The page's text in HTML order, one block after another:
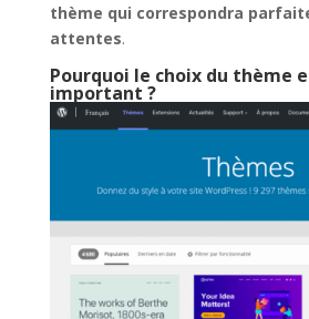
thème qui correspondra
attentes.
Pourquoi le choix du thème
important ?